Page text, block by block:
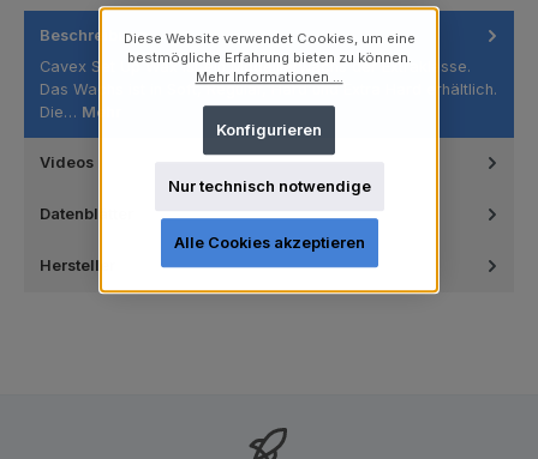
Beschreibung
Cavex Set Up Wax ist ein Modellierwachs der Extraklasse.
Das Wachs ist in Soft, Regular, Hard und Extra Hard erhältlich.
Die… Mehr
Videos
Datenblätter
Hersteller
Diese Website verwendet Cookies, um eine
bestmögliche Erfahrung bieten zu können.
Mehr Informationen ...
Nur technisch notwendige
Konfigurieren
Alle Cookies akzeptieren